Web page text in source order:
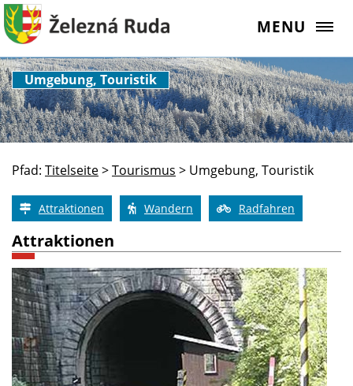
MENU
Umgebung, Touristik
Pfad: Titelseite>Tourismus > Umgebung, Touristik
Attraktionen Wandern Radfahren
Attraktionen